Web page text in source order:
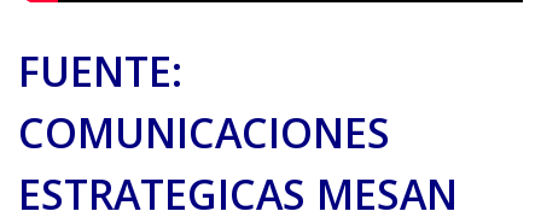
FUENTE:
COMUNICACIONES
ESTRATEGICAS MESAN